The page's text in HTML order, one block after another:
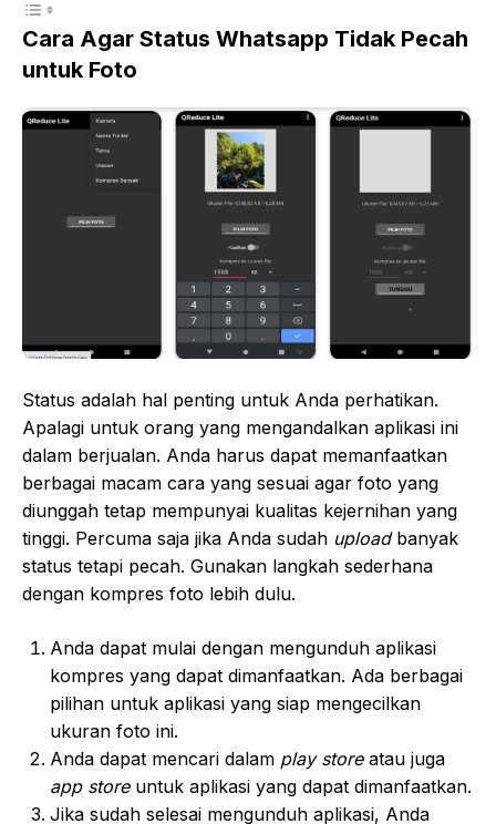
Cara Agar Status Whatsapp Tidak Pecah
untuk Foto
Status adalah hal penting untuk Anda perhatikan.
Apalagi untuk orang yang mengandalkan aplikasi ini
dalam berjualan. Anda harus dapat memanfaatkan
berbagai macam cara yang sesuai agar foto yang
diunggah tetap mempunyai kualitas kejernihan yang
tinggi. Percuma saja jika Anda sudah upload banyak
status tetapi pecah. Gunakan langkah sederhana
dengan kompres foto lebih dulu.
Anda dapat mulai dengan mengunduh aplikasi
kompres yang dapat dimanfaatkan. Ada berbagai
pilihan untuk aplikasi yang siap mengecilkan
ukuran foto ini.
Anda dapat mencari dalam play store atau juga
app store untuk aplikasi yang dapat dimanfaatkan.
Jika sudah selesai mengunduh aplikasi, Anda